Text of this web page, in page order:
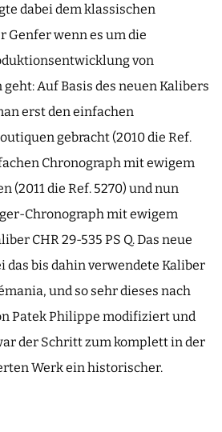
dabei dem klassischen
Genfer wenn es um die
von
Auf Basis des neuen Kalibers
erst den einfachen
gebracht (2010 die Ref.
Chronograph mit ewigem
(2011 die Ref. 5270) und nun
Chronograph mit ewigem
CHR 29-535 PS Q. Das neue
das bis dahin verwendete Kaliber
und so sehr dieses nach
Patek Philippe modifiziert und
der Schritt zum komplett in der
Werk ein historischer.